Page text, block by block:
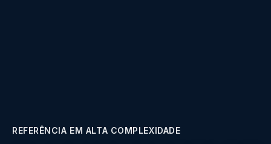
REFERÊNCIA EM ALTA COMPLEXIDADE